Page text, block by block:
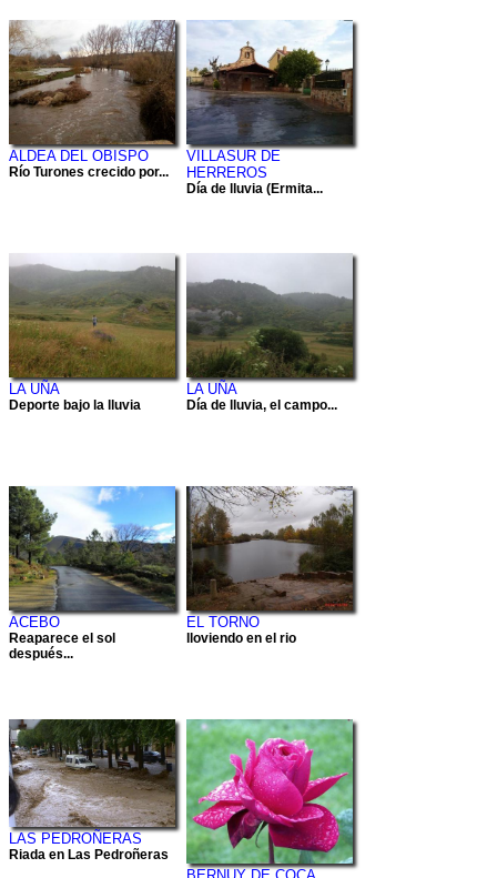
ALDEA DEL OBISPO
Río Turones crecido por...
VILLASUR DE
HERREROS
Día de lluvia (Ermita...
LA UÑA
Deporte bajo la lluvia
LA UÑA
Día de lluvia, el campo...
ACEBO
Reaparece el sol
después...
EL TORNO
lloviendo en el rio
LAS PEDROÑERAS
Riada en Las Pedroñeras